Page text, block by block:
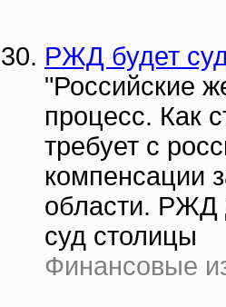
РЖД будет
"Российские
процесс. Как
требует с
компенсации
области. РЖД
суд столицы
Финансовые